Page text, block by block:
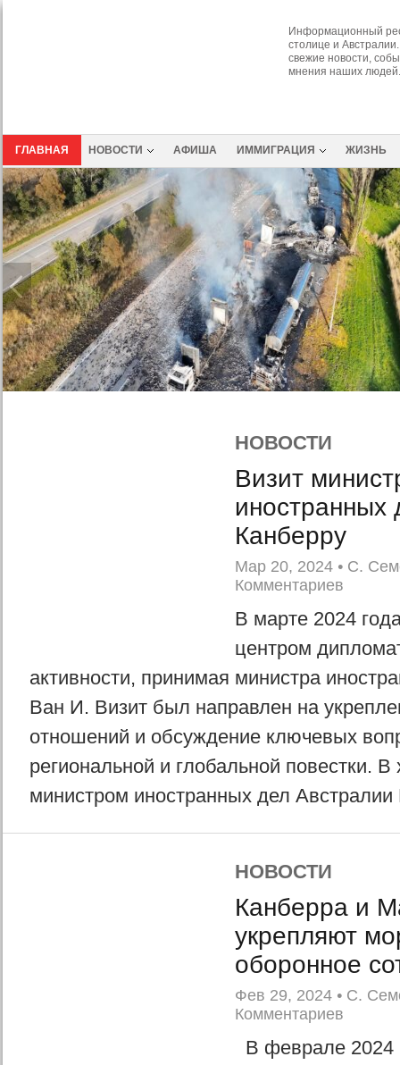
Информационный
столице и
свежие новости,
мнения наших людей.
ГЛАВНАЯ НОВОСТИ АФИША ИММИГРАЦИЯ ЖИЗНЬ
НОВОСТИ
Визит
иностранных
Канберру
Мар 20, 2024 • С.
Комментариев
В марте 2024
центром
активности, принимая министра
Ван И. Визит был направлен на
отношений и обсуждение ключевых
региональной и глобальной повестки. В
министром иностранных дел
НОВОСТИ
Канберра и
укрепляют
оборонное
Фев 29, 2024 • С.
Комментариев
В феврале 2024